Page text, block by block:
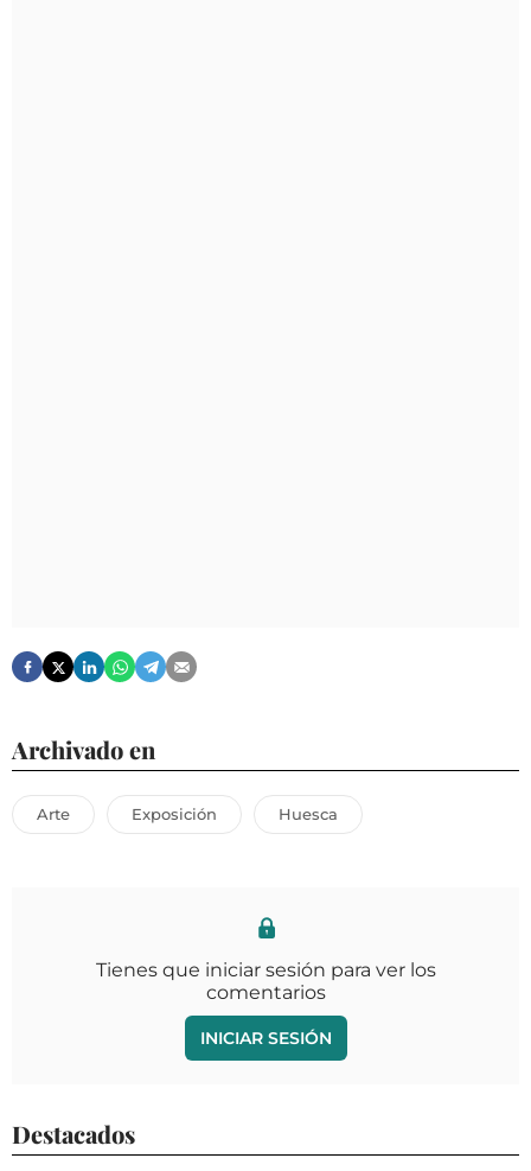
Archivado en
Arte Exposición Huesca
Tienes que iniciar sesión para ver los
comentarios
INICIAR SESIÓN
Destacados